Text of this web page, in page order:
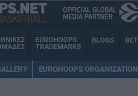
EUROHOOPS
TRADEMARKS
BLOGS BET
EUROHOOPS ORGANIZATION